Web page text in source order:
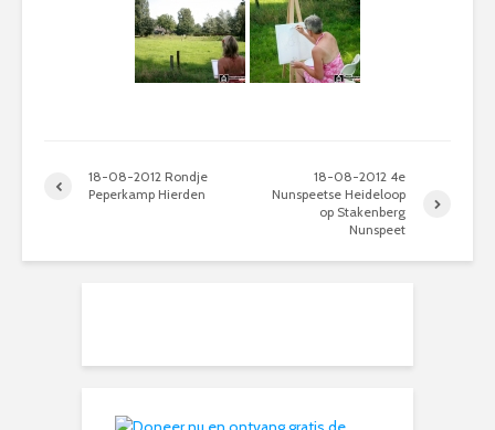
18-08-2012 Rondje
Peperkamp Hierden
18-08-2012 4e
Nunspeetse Heideloop
op Stakenberg
Nunspeet